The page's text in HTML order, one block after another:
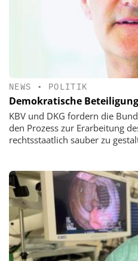
NEWS • POLITIK
Demokratische
KBV und DKG fordern die
den Prozess zur Erarbeitung
rechtsstaatlich sauber zu